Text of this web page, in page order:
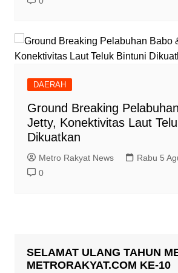
DAERAH
Ground Breaking
Jetty, Konektivitas Laut
Dikuatkan
Metro Rakyat News
Rabu 5
0
SELAMAT ULANG TAHUN
METRORAKYAT.COM KE-10